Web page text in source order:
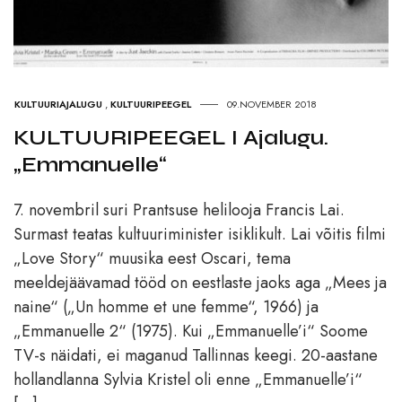
KULTUURIAJALUGU ,KULTUURIPEEGEL 09.NOVEMBER 2018
KULTUURIPEEGEL I Ajalugu.
„Emmanuelle“
7. novembril suri Prantsuse helilooja Francis Lai.
Surmast teatas kultuuriminister isiklikult. Lai võitis filmi
„Love Story“ muusika eest Oscari, tema
meeldejäävamad tööd on eestlaste jaoks aga „Mees ja
naine“ („Un homme et une femme“, 1966) ja
„Emmanuelle 2“ (1975). Kui „Emmanuelle’i“ Soome
TV-s näidati, ei maganud Tallinnas keegi. 20-aastane
hollandlanna Sylvia Kristel oli enne „Emmanuelle’i“